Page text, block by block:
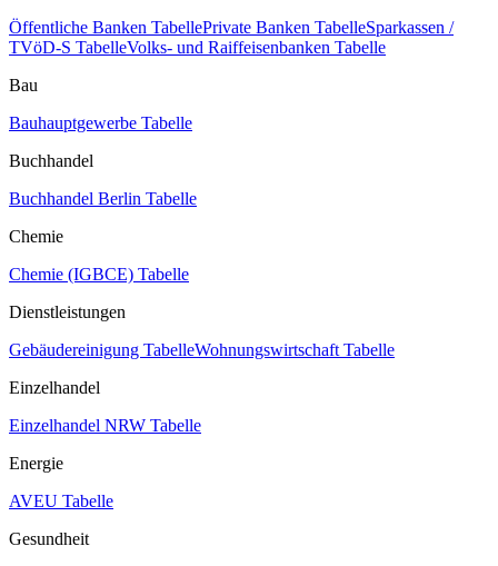
Öffentliche Banken TabellePrivate Banken TabelleSparkassen /
TVöD-S TabelleVolks- und Raiffeisenbanken Tabelle
Bau
Bauhauptgewerbe Tabelle
Buchhandel
Buchhandel Berlin Tabelle
Chemie
Chemie (IGBCE) Tabelle
Dienstleistungen
Gebäudereinigung TabelleWohnungswirtschaft Tabelle
Einzelhandel
Einzelhandel NRW Tabelle
Energie
AVEU Tabelle
Gesundheit